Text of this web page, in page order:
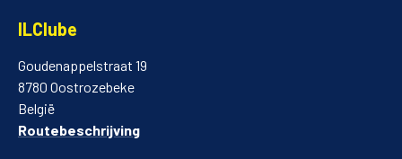
ILClube
Goudenappelstraat 19
8780 Oostrozebeke
België
Routebeschrijving